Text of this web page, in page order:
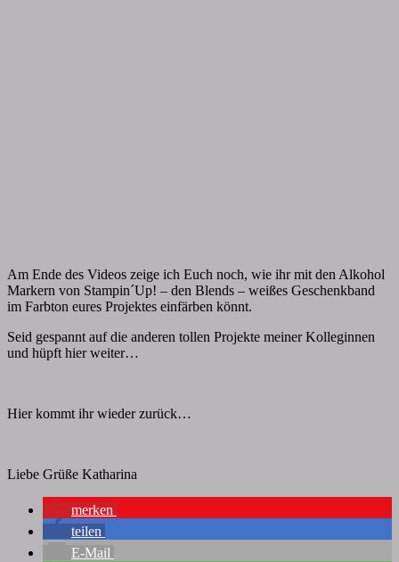
Am Ende des Videos zeige ich Euch noch, wie ihr mit den Alkohol
Markern von Stampin´Up! – den Blends – weißes Geschenkband
im Farbton eures Projektes einfärben könnt.
Seid gespannt auf die anderen tollen Projekte meiner Kolleginnen
und hüpft hier weiter…
Hier kommt ihr wieder zurück…
Liebe Grüße Katharina
merken
teilen
E-Mail